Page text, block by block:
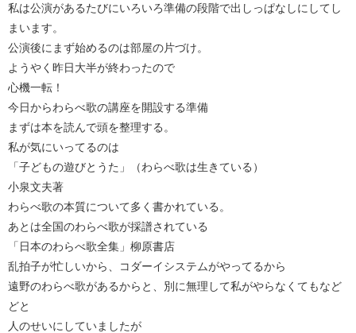
私は公演があるたびにいろいろ準備の段階で出しっぱなしにしてし
まいます。
公演後にまず始めるのは部屋の片づけ。
ようやく昨日大半が終わったので
心機一転！
今日からわらべ歌の講座を開設する準備
まずは本を読んで頭を整理する。
私が気にいってるのは
「子どもの遊びとうた」（わらべ歌は生きている）
小泉文夫著
わらべ歌の本質について多く書かれている。
あとは全国のわらべ歌が採譜されている
「日本のわらべ歌全集」柳原書店
乱拍子が忙しいから、コダーイシステムがやってるから
遠野のわらべ歌があるからと、別に無理して私がやらなくてもなど
どと
人のせいにしていましたが